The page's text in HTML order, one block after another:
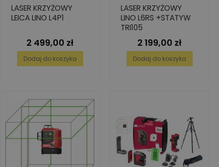
LASER KRZYŻOWY
LEICA LINO L4P1
Cena
2 499,00 zł
Dodaj do koszyka
LASER KRZYŻOWY
LINO L6RS +STATYW
TRI105
Cena
2 199,00 zł
Dodaj do koszyka